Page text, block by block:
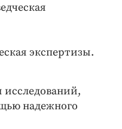
экспертизы.
надежного